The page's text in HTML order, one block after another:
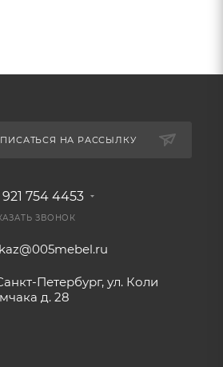
НА РАССЫЛКУ
921 754 4453
ЗВОНОК
Петербург, ул. Коли
д. 28